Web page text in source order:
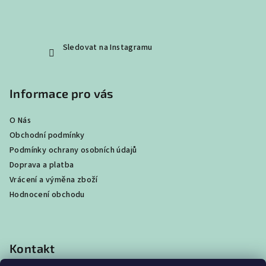
Sledovat na Instagramu
Informace pro vás
O Nás
Obchodní podmínky
Podmínky ochrany osobních údajů
Doprava a platba
Vrácení a výměna zboží
Hodnocení obchodu
Kontakt